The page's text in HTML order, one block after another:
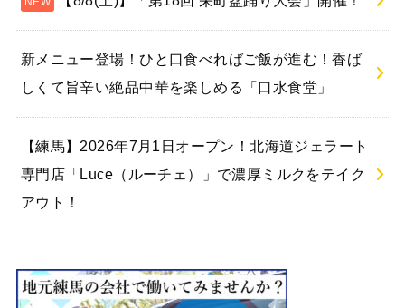
新メニュー登場！ひと口食べればご飯が進む！香ば
しくて旨辛い絶品中華を楽しめる「口水食堂」
【練馬】2026年7月1日オープン！北海道ジェラート
専門店「Luce（ルーチェ）」で濃厚ミルクをテイク
アウト！